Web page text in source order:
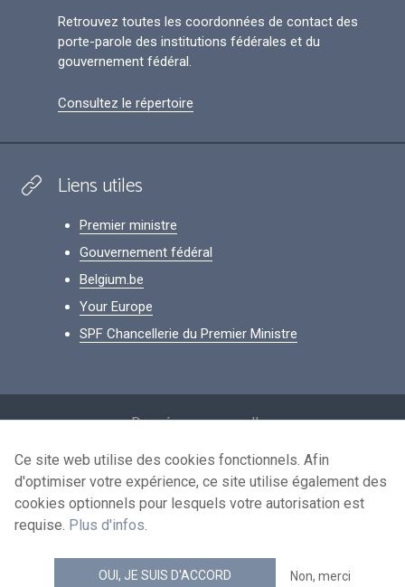
Retrouvez toutes les coordonnées de contact des
porte-parole des institutions fédérales et du
gouvernement fédéral.
Consultez le répertoire
Liens utiles
Premier ministre
Gouvernement fédéral
Belgium.be
Your Europe
SPF Chancellerie du Premier Ministre
Données personnelles
Conditions de réutilisation
Contactez-nous
news.belgium flux RSS
Ce site web utilise des cookies fonctionnels. Afin
d'optimiser votre expérience, ce site utilise également des
cookies optionnels pour lesquels votre autorisation est
requise. Plus d'infos.
OUI, JE SUIS D'ACCORD Non, merci